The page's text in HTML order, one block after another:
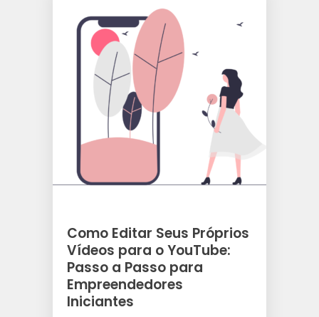
Como Editar Seus Próprios
Vídeos para o YouTube:
Passo a Passo para
Empreendedores
Iniciantes